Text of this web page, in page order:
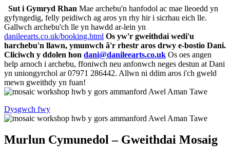
Sut i Gymryd Rhan Mae archebu'n hanfodol ac mae lleoedd yn
gyfyngedig, felly peidiwch ag aros yn rhy hir i sicrhau eich lle.
Gallwch archebu'ch lle yn hawdd ar-lein yn
danileearts.co.uk/booking.html Os yw'r gweithdai wedi'u
harchebu'n llawn, ymunwch â'r rhestr aros drwy e-bostio Dani.
Cliciwch y ddolen hon dani@danileearts.co.uk Os oes angen
help arnoch i archebu, ffoniwch neu anfonwch neges destun at Dani
yn uniongyrchol ar 07971 286442. Allwn ni ddim aros i'ch gweld
mewn gweithdy yn fuan!
Dysgwch fwy
Murlun Cymunedol – Gweithdai Mosaig